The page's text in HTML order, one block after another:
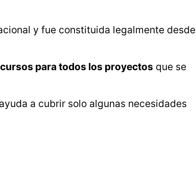
y fue constituida legalmente desde
para todos los proyectos que se
a cubrir solo algunas necesidades